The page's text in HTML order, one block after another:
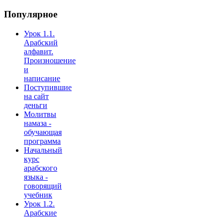
Популярное
Урок 1.1.
Арабский
алфавит.
Произношение
и
написание
Поступившие
на сайт
деньги
Молитвы
намаза -
обучающая
программа
Начальный
курс
арабского
языка -
говорящий
учебник
Урок 1.2.
Арабские